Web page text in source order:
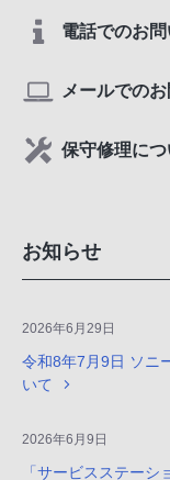
電話でのお
メールでの
保守修理につ
お知らせ
2026年6月29日
令和8年7月9日 ソニ
いて
2026年6月9日
「サービスステー